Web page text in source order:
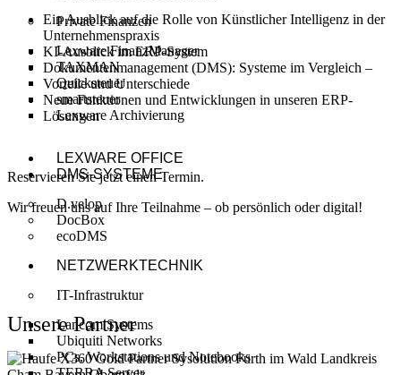
Private Finanzen
Lexware FinanzManager
TAXMAN
Quicksteuer
smartsteuer
Lexware Archivierung
LEXWARE OFFICE
DMS-SYSTEME
D.velop
DocBox
ecoDMS
NETZWERKTECHNIK
IT-Infrastruktur
Lancom Systems
Ubiquiti Networks
PCs, Workstations und Notebooks
Ein Ausblick auf die Rolle von Künstlicher Intelligenz in der
Unternehmenspraxis
KI-Ausblick im ERP-System
Dokumentenmanagement (DMS): Systeme im Vergleich –
Vorteile und Unterschiede
Neue Funktionen und Entwicklungen in unseren ERP-
Lösungen
Reservieren Sie jetzt einen Termin.
Wir freuen uns auf Ihre Teilnahme – ob persönlich oder digital!
zurück zur News-Übersicht
Unsere Partner